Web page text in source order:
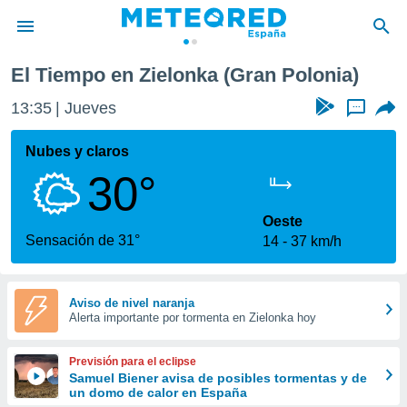
de
por
que se
calidad.
a este
las
y
forma
digital
basada
El Tiempo en Zielonka (Gran Polonia)
13:35 Jueves ...
Nubes y claros
30°
Sensación de 31°
Oeste
14
37 km/h
Aviso de nivel naranja
Alerta importante por tormenta en Zielonka hoy
Previsión para el eclipse
Samuel Biener avisa de posibles tormentas y de
un domo de calor en España